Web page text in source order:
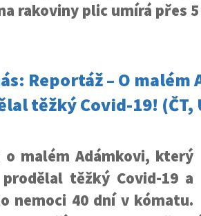
rakoviny plic umírá přes
Reportáž – O malém
těžký Covid-19! (ČT,
o malém Adámkovi, který
těžký Covid-19 a
nemoci 40 dní v kómatu.